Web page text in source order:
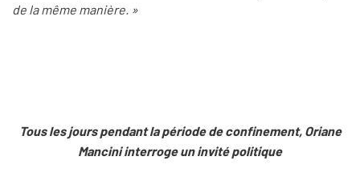
de la même manière. »
Tous les jours pendant la période de confinement, Oriane
Mancini interroge un invité politique